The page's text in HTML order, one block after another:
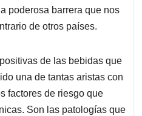
poderosa barrera que nos
de otros países.
de las bebidas que
una de tantas aristas con
factores de riesgo que
Son las patologías que